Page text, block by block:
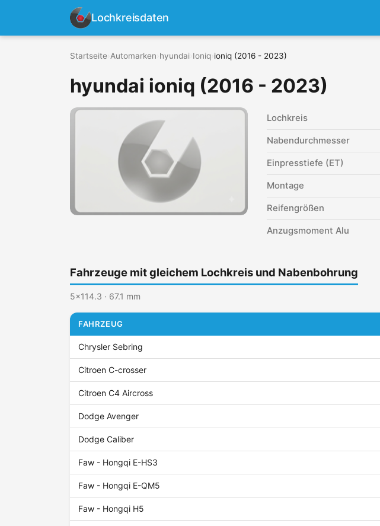
Lochkreisdaten
Startseite Automarken hyundai Ioniq ioniq (2016 - 2023)
hyundai ioniq (2016 - 2023)
Lochkreis
Nabendurchmesser
Einpresstiefe (ET)
Montage
Reifengrößen
Anzugsmoment Alu
Fahrzeuge mit gleichem Lochkreis und Nabenbohrung
5x114.3 · 67.1 mm
FAHRZEUG
Chrysler Sebring
Citroen C-crosser
Citroen C4 Aircross
Dodge Avenger
Dodge Caliber
Faw - Hongqi E-HS3
Faw - Hongqi E-QM5
Faw - Hongqi H5